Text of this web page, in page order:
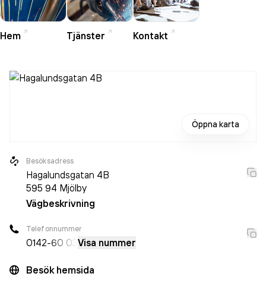
Hem Tjänster Kontakt
Öppna karta
Besöksadress
Hagalundsgatan 4B
595 94 Mjölby
Vägbeskrivning
Telefonnummer
0142-60 03 Visa nummer
Besök hemsida